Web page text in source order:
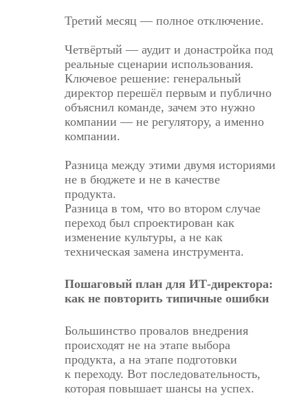
Третий месяц — полное отключение.
Четвёртый — аудит и донастройка под
реальные сценарии использования.
Ключевое решение: генеральный
директор перешёл первым и публично
объяснил команде, зачем это нужно
компании — не регулятору, а именно
компании.
Разница между этими двумя историями
не в бюджете и не в качестве
продукта.
Разница в том, что во втором случае
переход был спроектирован как
изменение культуры, а не как
техническая замена инструмента.
Пошаговый план для ИТ-директора:
как не повторить типичные ошибки
Большинство провалов внедрения
происходят не на этапе выбора
продукта, а на этапе подготовки
к переходу. Вот последовательность,
которая повышает шансы на успех.